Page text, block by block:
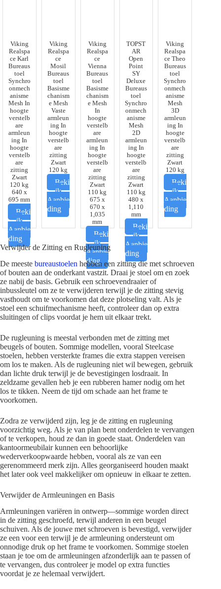
Viking
Realspa
ce Karl
Bureaus
toel
Synchro
onmech
anisme
Mesh In
hoogte
verstelb
are
armleun
ing In
hoogte
verstelb
are
zitting
Zwart
120 kg
640 x
695 mm
Beki
jk
Aanbie
ding
Viking
Realspa
ce
Mosil
Bureaus
toel
Basisme
chanism
e Mesh
Vaste
armleun
ing In
hoogte
verstelb
are
zitting
Zwart
120 kg
Beki
jk
Aanbie
ding
Viking
Realspa
ce
Vienna
Bureaus
toel
Basisme
chanism
e Mesh
In
hoogte
verstelb
are
armleun
ing In
hoogte
verstelb
are
zitting
Zwart
110 kg
675 x
670 x
1,035
mm
Beki
jk
Aanbie
ding
TOPST
AR
Open
Point
SY
Deluxe
Bureaus
toel
Synchro
onmech
anisme
Mesh
2D
armleun
ing In
hoogte
verstelb
are
zitting
Zwart
110 kg
480 x
1,110
mm
Beki
jk
Aanbie
ding
Viking
Realspa
ce Theo
Bureaus
toel
Synchro
onmech
anisme
Mesh
3D
armleun
ing In
hoogte
verstelb
are
zitting
Zwart
120 kg
Beki
jk
Aanbie
ding
Verwijder de Zitting en Rugleuning
De meeste bureaustoelen hebben een zitting die met schroeven
of bouten aan de onderkant vastzit. Draai je stoel om en zoek
ze nabij de basis. Gebruik een schroevendraaier of
inbussleutel om ze te verwijderen terwijl je de zitting stevig
vasthoudt om te voorkomen dat deze plotseling valt. Als je
stoel een schuifmechanisme heeft, controleer dan op extra
sluitingen of clips voordat je hem uit elkaar trekt.
De rugleuning is meestal verbonden met de zitting met
beugels of bouten. Sommige modellen, vooral Steelcase
stoelen, hebben versterkte frames die extra stappen vereisen
om los te maken. Als de rugleuning niet wil bewegen, gebruik
dan lichte druk terwijl je de bevestigingen losdraait. In
zeldzame gevallen heb je een rubberen hamer nodig om het
los te tikken. Neem de tijd om schade aan het frame te
voorkomen.
Zodra ze verwijderd zijn, leg je de zitting en rugleuning
voorzichtig weg. Als je van plan bent onderdelen te vervangen
of te verkopen, houd ze dan in goede staat. Onderdelen van
kantoormeubilair kunnen een behoorlijke
wederverkoopwaarde hebben, vooral als ze van een
gerenommeerd merk zijn. Alles georganiseerd houden maakt
het later ook veel makkelijker om opnieuw in elkaar te zetten.
Verwijder de Armleuningen en Basis
Armleuningen variëren in ontwerp—sommige worden direct
in de zitting geschroefd, terwijl anderen in een beugel
schuiven. Als de jouwe met schroeven is bevestigd, verwijder
ze een voor een terwijl je de armleuning ondersteunt om
onnodige druk op het frame te voorkomen. Sommige stoelen
staan je toe om de armleuningen afzonderlijk aan te passen of
te vervangen, dus controleer je model op extra functies
voordat je ze helemaal verwijdert.